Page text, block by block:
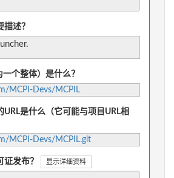
述？
个整体）是什么？
MCPI-Devs/MCPIL
URL是什么（它可能与项目URL相
MCPI-Devs/MCPIL.git
发布？ 显示详细资料